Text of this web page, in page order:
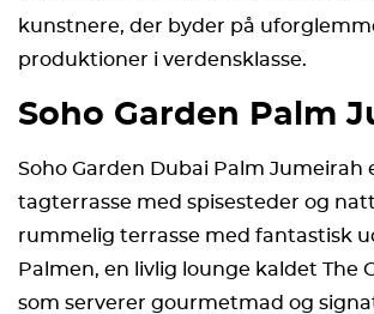
kunstnere, der byder på
produktioner i verdensklasse.
Soho Garden Palm
Soho Garden Dubai Palm Jumeirah
tagterrasse med spisesteder og
rummelig terrasse med fantastisk
Palmen, en livlig lounge kaldet The
som serverer gourmetmad og